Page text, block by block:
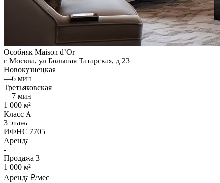
Особняк Maison d’Or
г Москва, ул Большая Татарская, д 23
Новокузнецкая
—6 мин
Третьяковская
—7 мин
1 000 м²
Класс A
3 этажа
ИФНС 7705
Аренда
-
Продажа 3
1 000 м²
Аренда ₽/мес